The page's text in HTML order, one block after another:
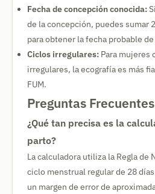
Fecha de concepción conocida:
de la concepción, puedes sumar
para obtener la fecha probable
Ciclos irregulares: Para mujeres
irregulares, la ecografía es más
FUM.
Preguntas Frecuentes
¿Qué tan precisa es la
parto?
La calculadora utiliza la Regla de
ciclo menstrual regular de 28
un margen de error de